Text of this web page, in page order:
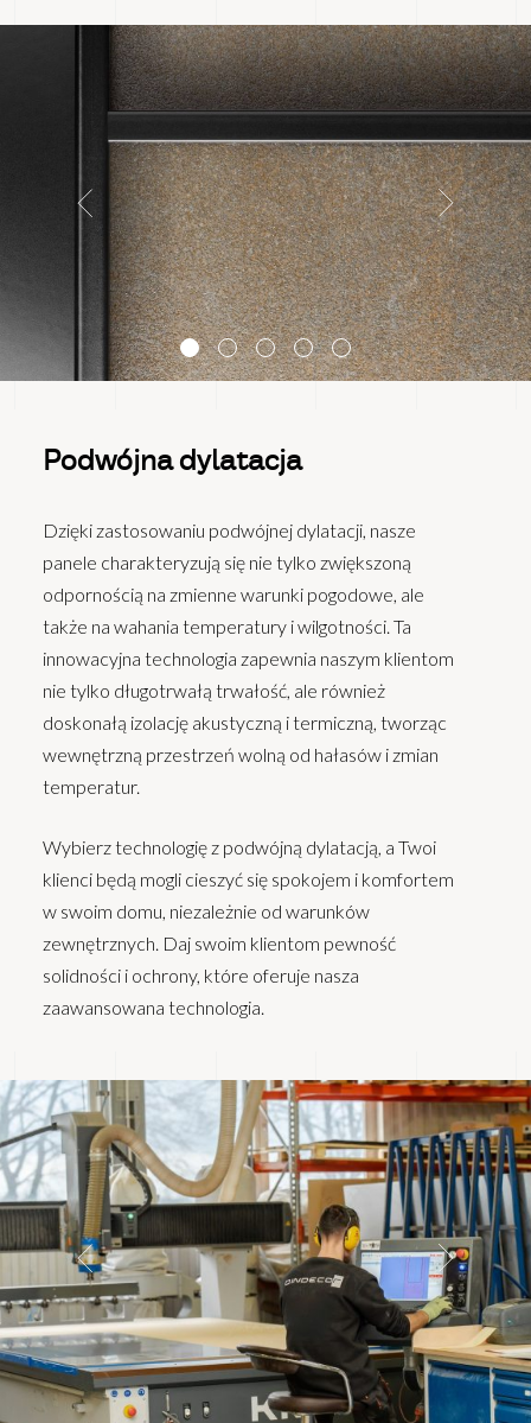
Podwójna dylatacja
Dzięki zastosowaniu podwójnej dylatacji, nasze
panele charakteryzują się nie tylko zwiększoną
odpornością na zmienne warunki pogodowe, ale
także na wahania temperatury i wilgotności. Ta
innowacyjna technologia zapewnia naszym klientom
nie tylko długotrwałą trwałość, ale również
doskonałą izolację akustyczną i termiczną, tworząc
wewnętrzną przestrzeń wolną od hałasów i zmian
temperatur.
Wybierz technologię z podwójną dylatacją, a Twoi
klienci będą mogli cieszyć się spokojem i komfortem
w swoim domu, niezależnie od warunków
zewnętrznych. Daj swoim klientom pewność
solidności i ochrony, które oferuje nasza
zaawansowana technologia.